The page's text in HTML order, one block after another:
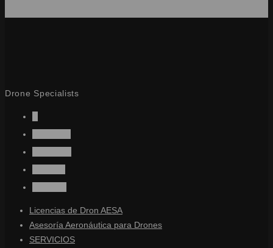
Drone Specialists
Licencias de Dron AESA
Asesoría Aeronáutica para Drones
SERVICIOS